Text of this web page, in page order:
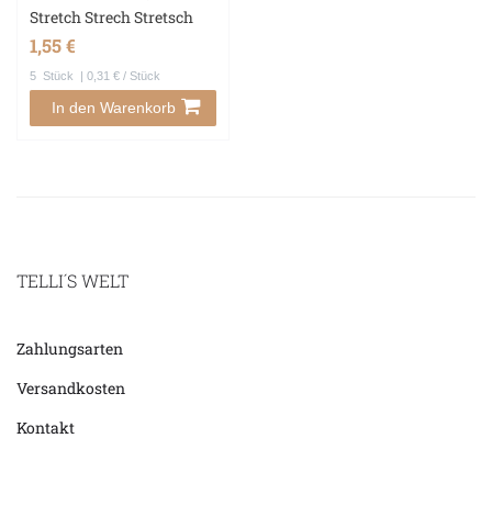
Stretch Strech Stretsch
1,55 €
5 Stück | 0,31 € / Stück
In den Warenkorb
TELLI´S WELT
Zahlungsarten
Versandkosten
Kontakt